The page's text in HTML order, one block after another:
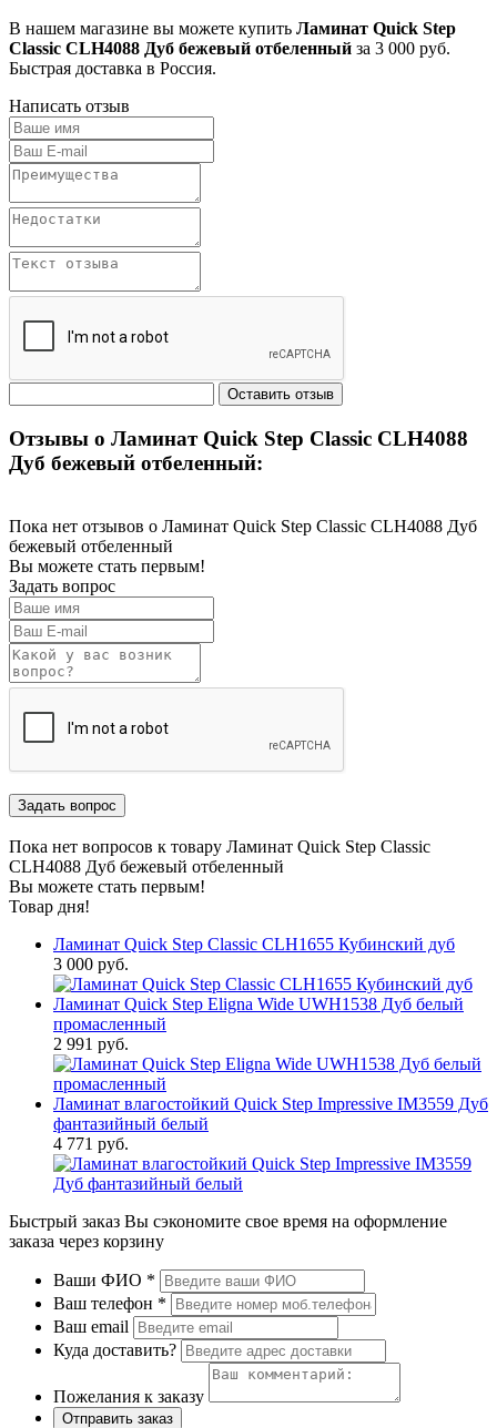
В нашем магазине вы можете купить Ламинат Quick Step
Classic CLH4088 Дуб бежевый отбеленный за 3 000 руб.
Быстрая доставка в Россия.
Написать отзыв
Отзывы о Ламинат Quick Step Classic CLH4088
Дуб бежевый отбеленный:
Пока нет отзывов о Ламинат Quick Step Classic CLH4088 Дуб
бежевый отбеленный
Вы можете стать первым!
Задать вопрос
Пока нет вопросов к товару Ламинат Quick Step Classic
CLH4088 Дуб бежевый отбеленный
Вы можете стать первым!
Товар дня!
Ламинат Quick Step Classic CLH1655 Кубинский дуб
3 000 руб.
Ламинат Quick Step Eligna Wide UWH1538 Дуб белый
промасленный
2 991 руб.
Ламинат влагостойкий Quick Step Impressive IM3559 Дуб
фантазийный белый
4 771 руб.
Быстрый заказ Вы сэкономите свое время на оформление
заказа через корзину
Ваши ФИО *
Ваш телефон *
Ваш email
Куда доставить?
Пожелания к заказу
Отправить заказ